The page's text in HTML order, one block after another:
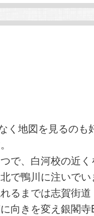
く地図を見るのも
で、白河校の近
で鴨川に注いで
るまでは志賀街
向きを変え銀閣